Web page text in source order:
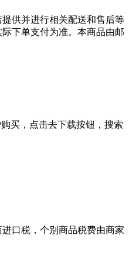
供并进行相关配送和售后等
下单支付为准。本商品由邮
买，点击去下载按钮，搜索
口税，个别商品税费由商家